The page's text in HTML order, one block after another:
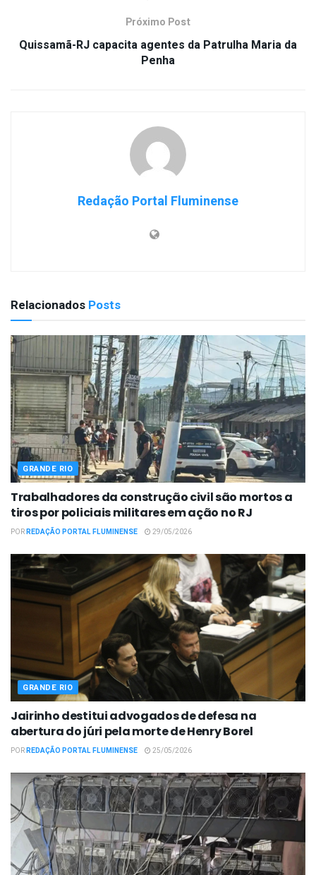
Próximo Post
Quissamã-RJ capacita agentes da Patrulha Maria da
Penha
Redação Portal Fluminense
Relacionados Posts
GRANDE RIO
Trabalhadores da construção civil são mortos a
tiros por policiais militares em ação no RJ
PORREDAÇÃO PORTAL FLUMINENSE 29/05/2026
GRANDE RIO
Jairinho destitui advogados de defesa na
abertura do júri pela morte de Henry Borel
PORREDAÇÃO PORTAL FLUMINENSE 25/05/2026